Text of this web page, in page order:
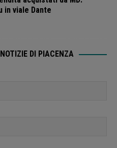
in viale Dante
DI PIACENZA